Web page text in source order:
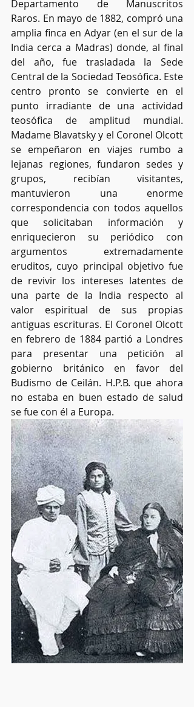
Departamento de Manuscritos
Raros. En mayo de 1882, compró una
amplia finca en Adyar (en el sur de la
India cerca a Madras) donde, al final
del año, fue trasladada la Sede
Central de la Sociedad Teosófica. Este
centro pronto se convierte en el
punto irradiante de una actividad
teosófica de amplitud mundial.
Madame Blavatsky y el Coronel Olcott
se empeñaron en viajes rumbo a
lejanas regiones, fundaron sedes y
grupos, recibían visitantes,
mantuvieron una enorme
correspondencia con todos aquellos
que solicitaban información y
enriquecieron su periódico con
argumentos extremadamente
eruditos, cuyo principal objetivo fue
de revivir los intereses latentes de
una parte de la India respecto al
valor espiritual de sus propias
antiguas escrituras. El Coronel Olcott
en febrero de 1884 partió a Londres
para presentar una petición al
gobierno británico en favor del
Budismo de Ceilán. H.P.B. que ahora
no estaba en buen estado de salud
se fue con él a Europa.